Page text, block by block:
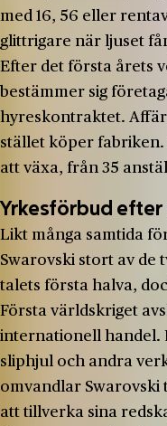
med 16, 56 eller
glittrigare när ljuset
Efter det första årets
bestämmer sig
hyreskontraktet.
stället köper
att växa, från 35
Yrkesförbud
Likt många samtida
Swarovski stort av de
talets första halva,
Första världskriget
internationell handel.
sliphjul och andra
omvandlar Swarovski
att tillverka sina